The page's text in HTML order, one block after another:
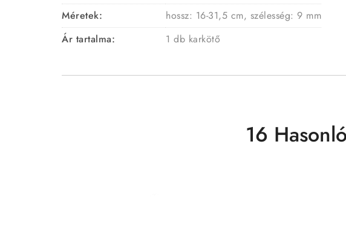
Méretek:
hossz: 16-31,5 cm, szélesség: 9 mm
Ár tartalma:
1 db karkötő
16